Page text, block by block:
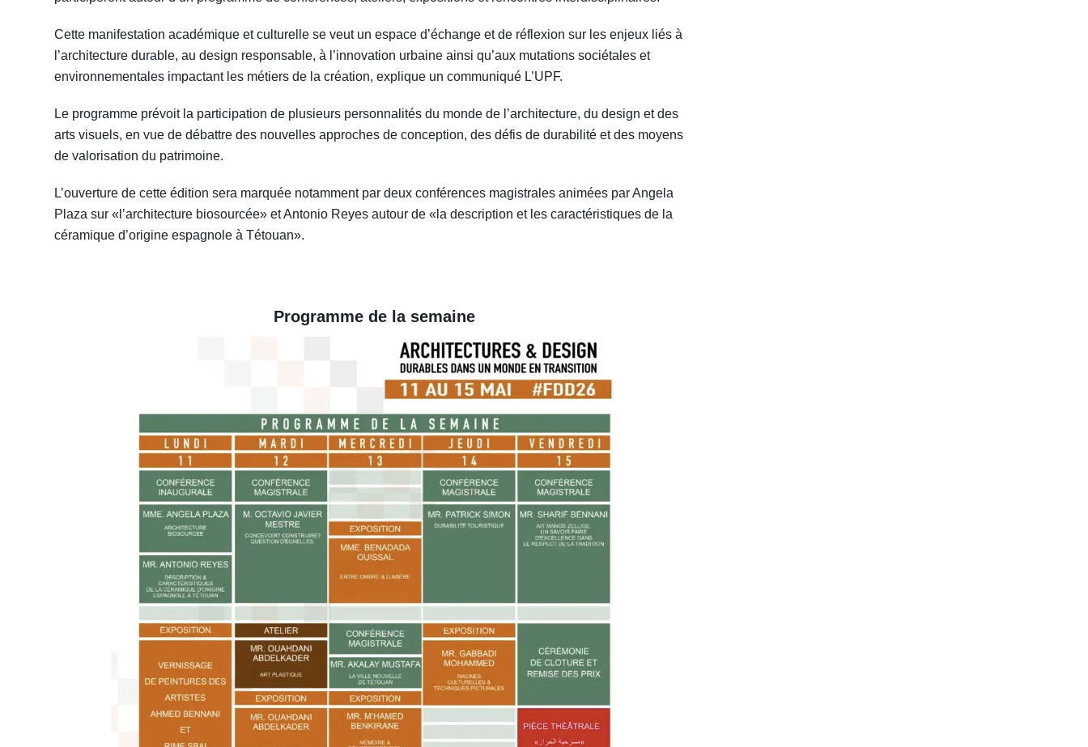
Cette manifestation académique et culturelle se veut un espace d’échange et de réflexion sur les enjeux liés à
l’architecture durable, au design responsable, à l’innovation urbaine ainsi qu’aux mutations sociétales et
environnementales impactant les métiers de la création, explique un communiqué L’UPF.
Le programme prévoit la participation de plusieurs personnalités du monde de l’architecture, du design et des
arts visuels, en vue de débattre des nouvelles approches de conception, des défis de durabilité et des moyens
de valorisation du patrimoine.
L’ouverture de cette édition sera marquée notamment par deux conférences magistrales animées par Angela
Plaza sur «l’architecture biosourcée» et Antonio Reyes autour de «la description et les caractéristiques de la
céramique d’origine espagnole à Tétouan».
Programme de la semaine